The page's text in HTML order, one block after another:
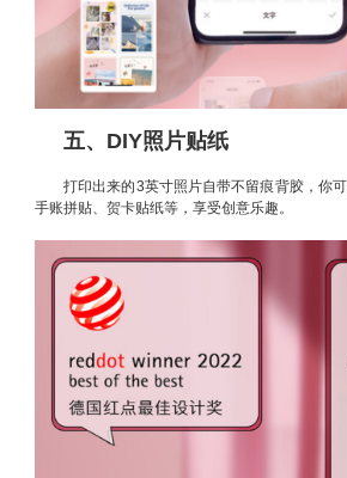
五、DIY照片贴纸
打印出来的3英寸照片自带不留痕背胶，你
手账拼贴、贺卡贴纸等，享受创意乐趣。